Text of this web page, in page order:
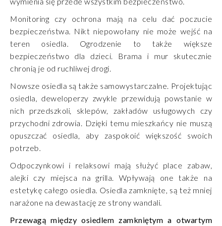
Monitoring czy ochrona mają na celu dać poczucie
bezpieczeństwa. Nikt niepowołany nie może wejść na
teren osiedla. Ogrodzenie to także większe
bezpieczeństwo dla dzieci. Brama i mur skutecznie
chronią je od ruchliwej drogi.
Nowsze osiedla są także samowystarczalne. Projektując
osiedla, deweloperzy zwykle przewidują powstanie w
nich przedszkoli, sklepów, zakładów usługowych czy
przychodni zdrowia. Dzięki temu mieszkańcy nie muszą
opuszczać osiedla, aby zaspokoić większość swoich
potrzeb.
Odpoczynkowi i relaksowi mają służyć place zabaw,
alejki czy miejsca na grilla. Wpływają one także na
estetykę całego osiedla. Osiedla zamknięte, są też mniej
narażone na dewastację ze strony wandali.
Przewagą między osiedlem zamkniętym a otwartym